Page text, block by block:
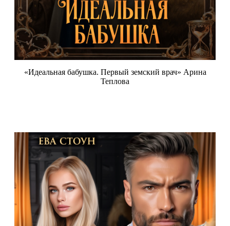
«Идеальная бабушка. Первый земский врач» Арина
Теплова